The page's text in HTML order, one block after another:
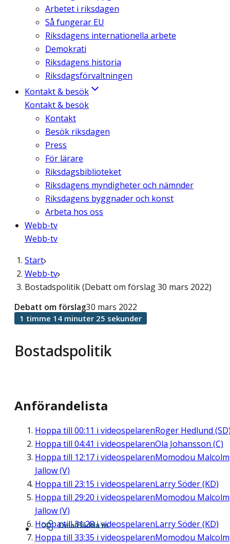
Arbetet i riksdagen
Så fungerar EU
Riksdagens internationella arbete
Demokrati
Riksdagens historia
Riksdagsförvaltningen
Kontakt & besök
Kontakt & besök
Kontakt
Besök riksdagen
Press
För lärare
Riksdagsbiblioteket
Riksdagens myndigheter och nämnder
Riksdagens byggnader och konst
Arbeta hos oss
Webb-tv
Webb-tv
Start
Webb-tv
Bostadspolitik (Debatt om förslag 30 mars 2022)
Bostadspolitik
Debatt om förslag30 mars 2022
1 timme 14 minuter 25 sekunder
Anförandelista
Hoppa till 00:11 i videospelarenRoger Hedlund
Hoppa till 04:41 i videospelarenOla Johansson (C)
Hoppa till 12:17 i videospelarenMomodou Malcolm
Jallow (V)
Hoppa till 23:15 i videospelarenLarry Söder (KD)
Hoppa till 29:20 i videospelarenMomodou Malcolm
Jallow (V)
Hoppa till31:28i videospelarenLarry Söder (KD)
Hoppa till 33:35 i videospelarenMomodou Malcolm
Dela/Bädda in